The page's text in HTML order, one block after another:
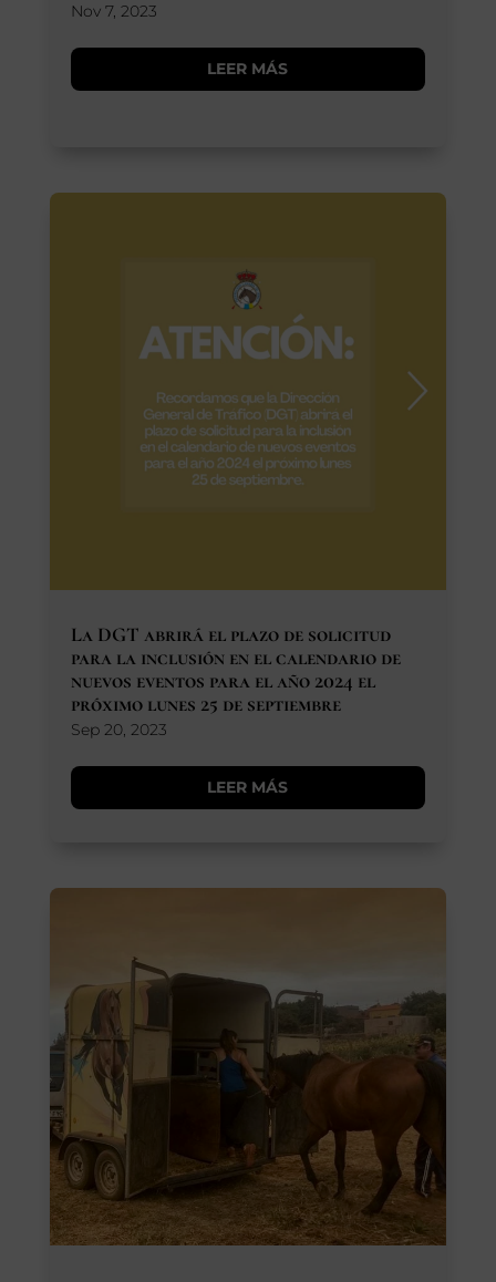
Nov 7, 2023
LEER MÁS
La DGT abrirá el plazo de solicitud
para la inclusión en el calendario de
nuevos eventos para el año 2024 el
próximo lunes 25 de septiembre
Sep 20, 2023
LEER MÁS